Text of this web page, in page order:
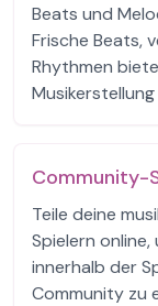
Beats und
Frische Beats,
Rhythmen
Community-
Teile deine
Spielern
innerhalb der
Community zu